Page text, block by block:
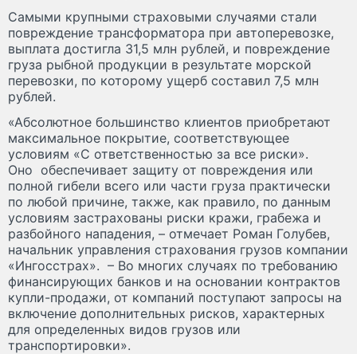
Самыми крупными страховыми случаями стали
повреждение трансформатора при автоперевозке,
выплата достигла 31,5 млн рублей, и повреждение
груза рыбной продукции в результате морской
перевозки, по которому ущерб составил 7,5 млн
рублей.
«Абсолютное большинство клиентов приобретают
максимальное покрытие, соответствующее
условиям «С ответственностью за все риски».
Оно обеспечивает защиту от повреждения или
полной гибели всего или части груза практически
по любой причине, также, как правило, по данным
условиям застрахованы риски кражи, грабежа и
разбойного нападения, – отмечает Роман Голубев,
начальник управления страхования грузов компании
«Ингосстрах». – Во многих случаях по требованию
финансирующих банков и на основании контрактов
купли-продажи, от компаний поступают запросы на
включение дополнительных рисков, характерных
для определенных видов грузов или
транспортировки».